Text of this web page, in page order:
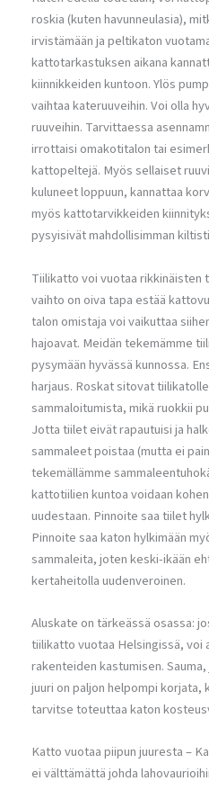
roskia (kuten havunneulasia),
irvistämään ja peltikaton
kattotarkastuksen aikana
kiinnikkeiden kuntoon. Ylös
vaihtaa kateruuveihin. Voi olla
ruuveihin. Tarvittaessa
irrottaisi omakotitalon tai
kattopeltejä. Myös sellaiset
kuluneet loppuun, kannattaa
myös kattotarvikkeiden
pysyisivät mahdollisimman
Tiilikatto voi vuotaa rikkinäisten
vaihto on oiva tapa estää
talon omistaja voi vaikuttaa
hajoavat. Meidän tekemämme
pysymään hyvässä kunnossa.
harjaus. Roskat sitovat
sammaloitumista, mikä ruokkii
Jotta tiilet eivät rapautuisi ja
sammaleet poistaa (mutta ei
tekemällämme
kattotiilien kuntoa voidaan
uudestaan. Pinnoite saa tiilet
Pinnoite saa katon hylkimään
sammaleita, joten keski-ikään
kertaheitolla uudenveroinen.
Aluskate on tärkeässä osassa:
tiilikatto vuotaa Helsingissä, voi
rakenteiden kastumisen.
juuri on paljon helpompi korjata,
tarvitse toteuttaa katon
Katto vuotaa piipun juuresta –
ei välttämättä johda